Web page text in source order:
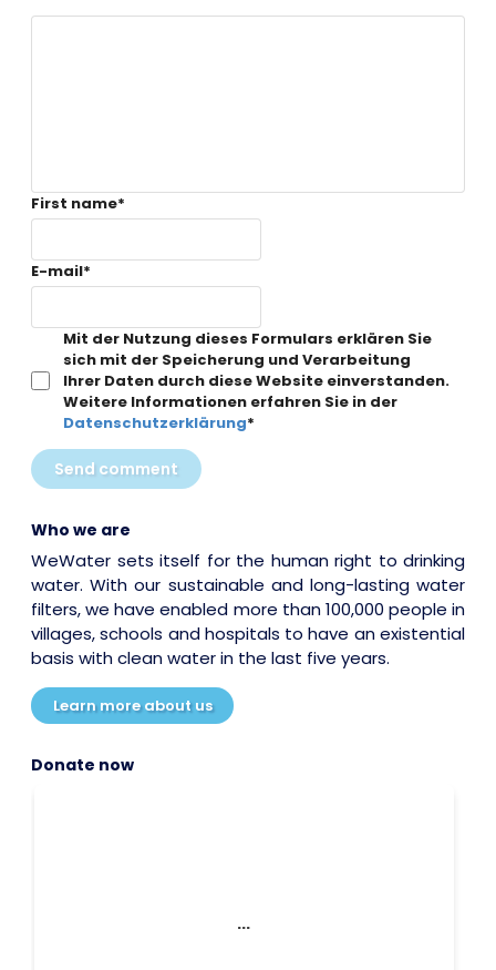
First name*
E-mail*
Mit der Nutzung dieses Formulars erklären Sie
sich mit der Speicherung und Verarbeitung
Ihrer Daten durch diese Website einverstanden.
Weitere Informationen erfahren Sie in der
Datenschutzerklärung*
Send comment
Who we are
WeWater sets itself for the human right to drinking
water. With our sustainable and long-lasting water
filters, we have enabled more than 100,000 people in
villages, schools and hospitals to have an existential
basis with clean water in the last five years.
Learn more about us
Donate now